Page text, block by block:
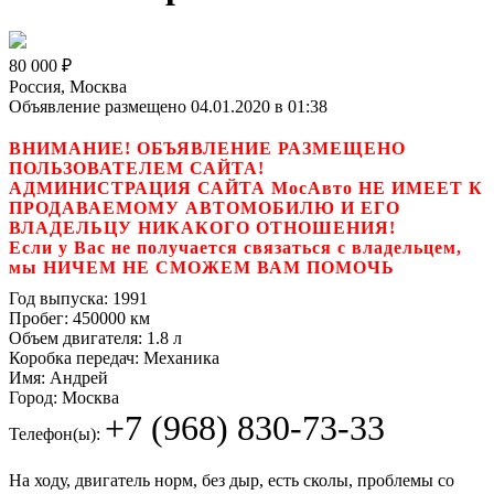
80 000 ₽
Россия, Москва
Объявление размещено 04.01.2020 в 01:38
ВНИМАНИЕ! ОБЪЯВЛЕНИЕ РАЗМЕЩЕНО
ПОЛЬЗОВАТЕЛЕМ САЙТА!
АДМИНИСТРАЦИЯ САЙТА МосАвто НЕ ИМЕЕТ К
ПРОДАВАЕМОМУ АВТОМОБИЛЮ И ЕГО
ВЛАДЕЛЬЦУ НИКАКОГО ОТНОШЕНИЯ!
Если у Вас не получается связаться с владельцем,
мы НИЧЕМ НЕ СМОЖЕМ ВАМ ПОМОЧЬ
Год выпуска: 1991
Пробег: 450000 км
Объем двигателя: 1.8 л
Коробка передач: Механика
Имя: Андрей
Город: Москва
Телефон(ы): +7 (968) 830-73-33
На ходу, двигатель норм, без дыр, есть сколы, проблемы со